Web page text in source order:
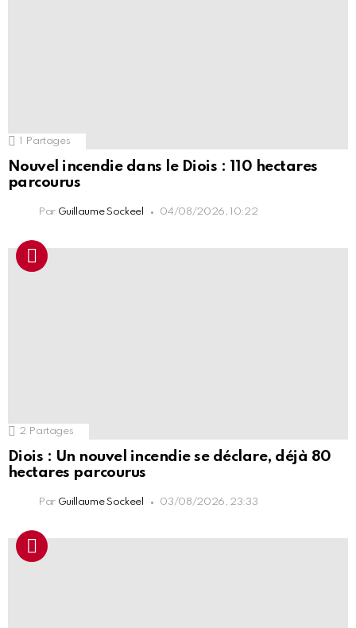
Partages
Nouvel incendie dans le Diois : 110 hectares
parcourus
Par Guillaume Sockeel 04/08/2026, 10:22
2 Partages
Diois : Un nouvel incendie se déclare, déjà 80
hectares parcourus
Par Guillaume Sockeel 03/08/2026, 23:33